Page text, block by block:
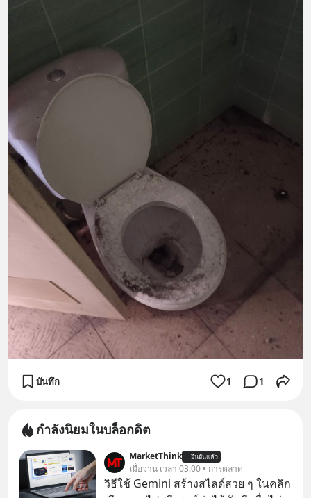
บันทึก 1 1
กำลังนิยมในบล็อกดิต
MarketThink ยืนยันแล้ว
เมื่อวาน เวลา 03:00 • การตลาด
วิธีใช้ Gemini สร้างสไลด์สวย ๆ ในคลิก